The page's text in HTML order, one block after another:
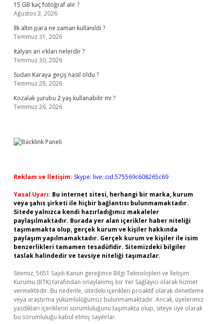
15 GB kaç fotoğraf alır ?
Ağustos 3, 2026
İlk altın para ne zaman kullanıldı ?
Temmuz 31, 2026
İtalyan arı ırkları nelerdir ?
Temmuz 30, 2026
Sudan Karaya geçiş nasıl oldu ?
Temmuz 28, 2026
Kozalak şurubu 2 yaş kullanabilir mi ?
Temmuz 26, 2026
Reklam ve İletişim: Skype: live:.cid.575569c608265c69
Yasal Uyarı: Bu internet sitesi, herhangi bir marka, kurum
veya şahıs şirketi ile hiçbir bağlantısı bulunmamaktadır.
Sitede yalnızca kendi hazırladığımız makaleler
paylaşılmaktadır. Burada yer alan içerikler haber niteliği
taşımamakta olup, gerçek kurum ve kişiler hakkında
paylaşım yapılmamaktadır. Gerçek kurum ve kişiler ile isim
benzerlikleri tamamen tesadüfidir. Sitemizdeki bilgiler
taslak halindedir ve tavsiye niteliği taşımazlar.
Sitemiz, 5651 Sayılı Kanun gereğince Bilgi Teknolojileri ve İletişim
Kurumu (BTK) tarafından onaylanmış bir Yer Sağlayıcı olarak hizmet
vermektedir. Bu nedenle, sitedeki içerikleri proaktif olarak denetleme
veya araştırma yükümlülüğümüz bulunmamaktadır. Ancak, üyelerimiz
yazdıkları içeriklerin sorumluluğunu taşımakta olup, siteye üye olarak
bu sorumluluğu kabul etmiş sayılırlar.